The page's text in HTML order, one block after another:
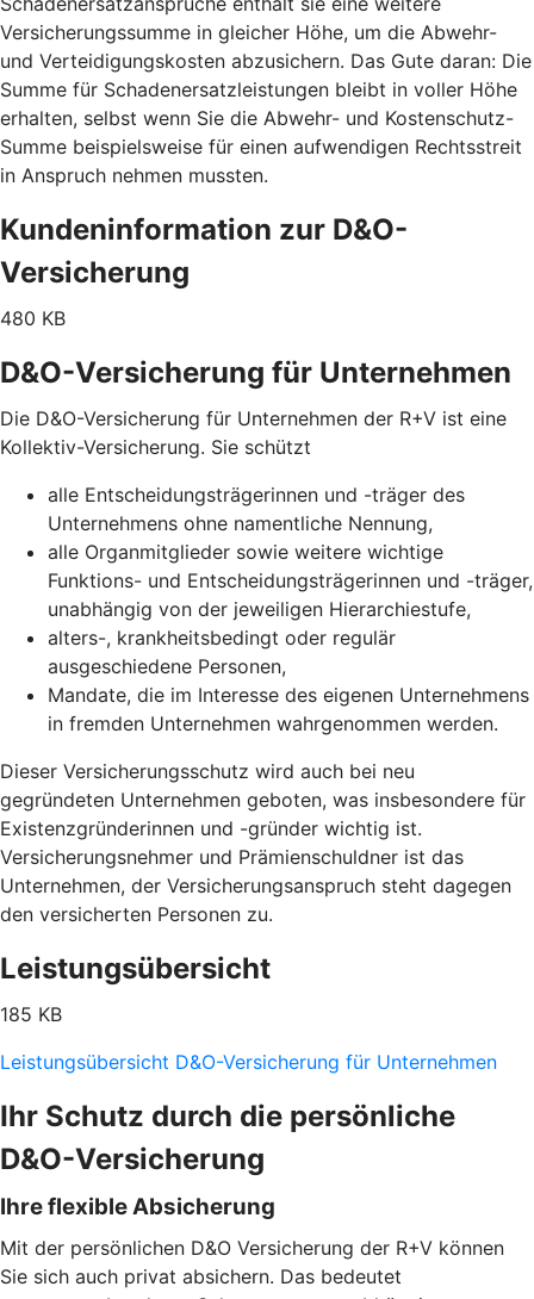
Versicherungssumme in gleicher Höhe, um die Abwehr-
und Verteidigungskosten abzusichern. Das Gute daran: Die
Summe für Schadenersatzleistungen bleibt in voller Höhe
erhalten, selbst wenn Sie die Abwehr- und Kostenschutz-
Summe beispielsweise für einen aufwendigen Rechtsstreit
in Anspruch nehmen mussten.
Kundeninformation zur D&O-
Versicherung
480 KB
D&O-Versicherung für Unternehmen
Die D&O-Versicherung für Unternehmen der R+V ist eine
Kollektiv-Versicherung. Sie schützt
alle Entscheidungsträgerinnen und -träger des
Unternehmens ohne namentliche Nennung,
alle Organmitglieder sowie weitere wichtige
Funktions- und Entscheidungsträgerinnen und -träger,
unabhängig von der jeweiligen Hierarchiestufe,
alters-, krankheitsbedingt oder regulär
ausgeschiedene Personen,
Mandate, die im Interesse des eigenen Unternehmens
in fremden Unternehmen wahrgenommen werden.
Dieser Versicherungsschutz wird auch bei neu
gegründeten Unternehmen geboten, was insbesondere für
Existenzgründerinnen und -gründer wichtig ist.
Versicherungsnehmer und Prämienschuldner ist das
Unternehmen, der Versicherungsanspruch steht dagegen
den versicherten Personen zu.
Leistungsübersicht
185 KB
Leistungsübersicht D&O-Versicherung für Unternehmen
Ihr Schutz durch die persönliche
D&O-Versicherung
Ihre flexible Absicherung
Mit der persönlichen D&O Versicherung der R+V können
Sie sich auch privat absichern. Das bedeutet